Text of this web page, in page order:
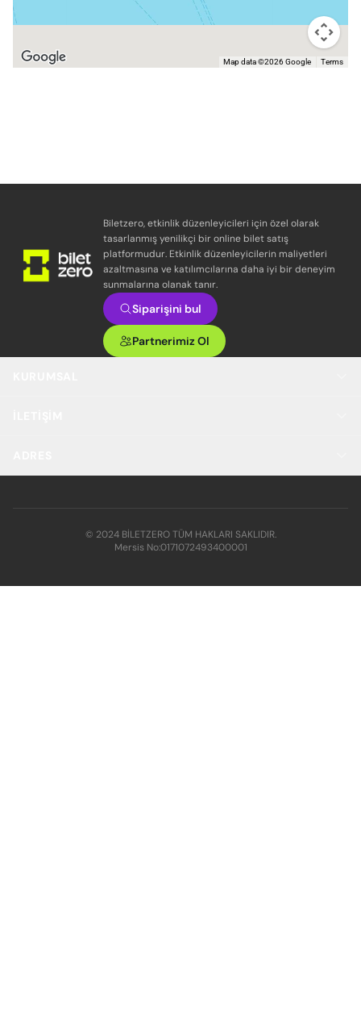
Map data ©2026 Google Terms
Biletzero, etkinlik düzenleyicileri için özel olarak
tasarlanmış yenilikçi bir online bilet satış
platformudur. Etkinlik düzenleyicilerin maliyetleri
azaltmasına ve katılımcılarına daha iyi bir deneyim
sunmalarına olanak tanır.
Siparişini bul
Partnerimiz Ol
© 2024 BİLETZERO TÜM HAKLARI SAKLIDIR.
Mersis No:0171072493400001